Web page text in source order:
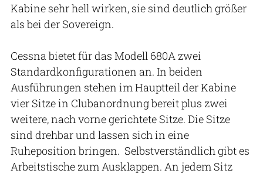
Kabine sehr hell wirken, sie sind deutlich größer
als bei der Sovereign.
Cessna bietet für das Modell 680A zwei
Standardkonfigurationen an. In beiden
Ausführungen stehen im Hauptteil der Kabine
vier Sitze in Clubanordnung bereit plus zwei
weitere, nach vorne gerichtete Sitze. Die Sitze
sind drehbar und lassen sich in eine
Ruheposition bringen. Selbstverständlich gibt es
Arbeitstische zum Ausklappen. An jedem Sitz